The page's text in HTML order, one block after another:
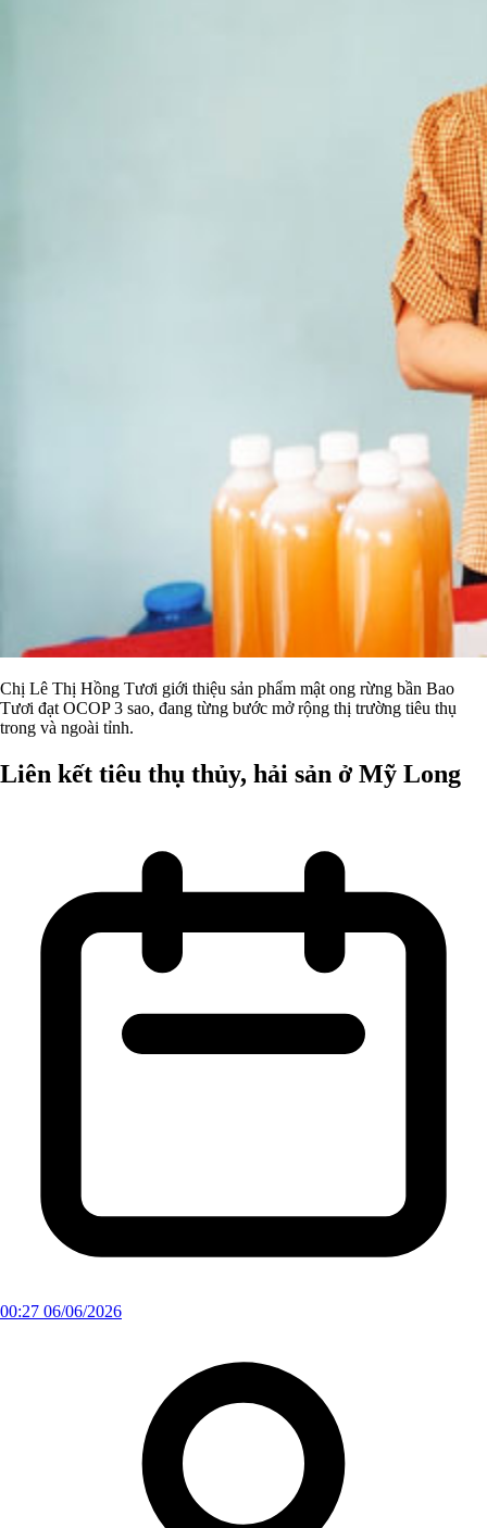
Chị Lê Thị Hồng Tươi giới thiệu sản phẩm mật ong rừng bần Bao
Tươi đạt OCOP 3 sao, đang từng bước mở rộng thị trường tiêu thụ
trong và ngoài tỉnh.
Liên kết tiêu thụ thủy, hải sản ở Mỹ Long
00:27 06/06/2026